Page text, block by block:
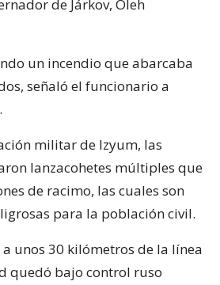
de Járkov, Oleh
un incendio que abarcaba
señaló el funcionario a
militar de Izyum, las
lanzacohetes múltiples que
de racimo, las cuales son
para la población civil.
unos 30 kilómetros de la línea
quedó bajo control ruso